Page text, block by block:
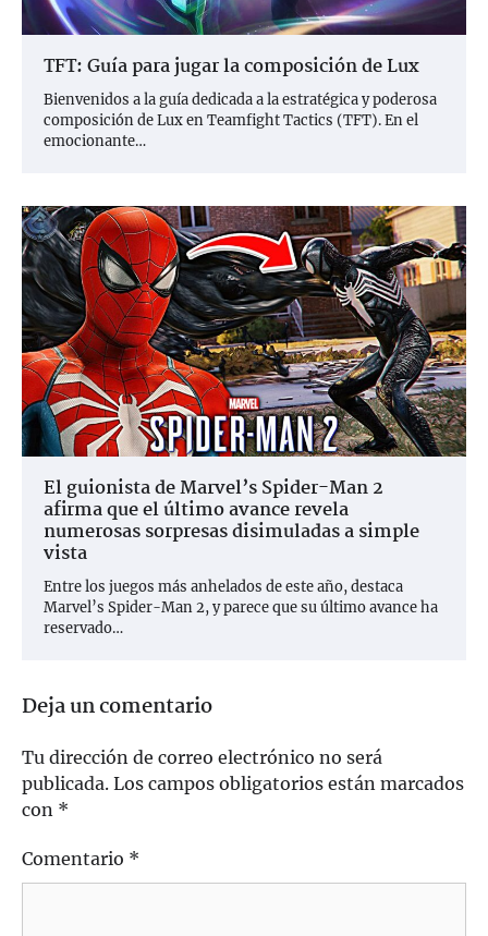
TFT: Guía para jugar la composición de Lux
Bienvenidos a la guía dedicada a la estratégica y poderosa
composición de Lux en Teamfight Tactics (TFT). En el
emocionante…
El guionista de Marvel’s Spider-Man 2
afirma que el último avance revela
numerosas sorpresas disimuladas a simple
vista
Entre los juegos más anhelados de este año, destaca
Marvel’s Spider-Man 2, y parece que su último avance ha
reservado…
Deja un comentario
Tu dirección de correo electrónico no será
publicada. Los campos obligatorios están marcados
con *
Comentario *